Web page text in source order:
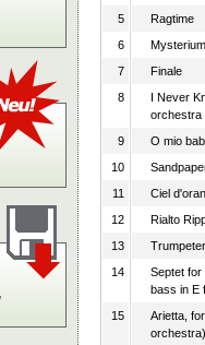
5
Ragtime
6
7
Finale
8
I Never
orchestra
9
O mio
10
11
Ciel
12
Rialto
13
14
Septet for
bass in E
15
Arietta,
orchestra)